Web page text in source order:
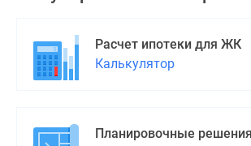
Субсидированная
застройщиком
Rutube
Расчет ипотеки для ЖК
Калькулятор
Планировочные решения